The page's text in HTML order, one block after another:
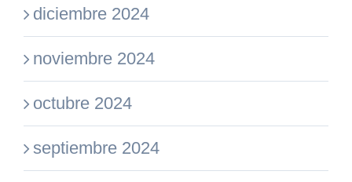
diciembre 2024
noviembre 2024
octubre 2024
septiembre 2024